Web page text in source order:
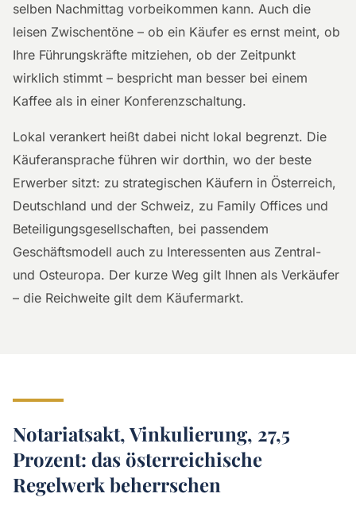
selben Nachmittag vorbeikommen kann. Auch die
leisen Zwischentöne – ob ein Käufer es ernst meint, ob
Ihre Führungskräfte mitziehen, ob der Zeitpunkt
wirklich stimmt – bespricht man besser bei einem
Kaffee als in einer Konferenzschaltung.
Lokal verankert heißt dabei nicht lokal begrenzt. Die
Käuferansprache führen wir dorthin, wo der beste
Erwerber sitzt: zu strategischen Käufern in Österreich,
Deutschland und der Schweiz, zu Family Offices und
Beteiligungsgesellschaften, bei passendem
Geschäftsmodell auch zu Interessenten aus Zentral-
und Osteuropa. Der kurze Weg gilt Ihnen als Verkäufer
– die Reichweite gilt dem Käufermarkt.
Notariatsakt, Vinkulierung, 27,5
Prozent: das österreichische
Regelwerk beherrschen